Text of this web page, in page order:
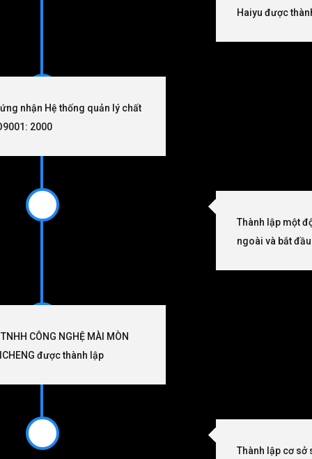
Haiyu được
nhận Hệ thống quản lý chất
2000
Thành lập một
ngoài và bắt
CÔNG NGHỆ MÀI MÒN
được thành lập
Thành lập cơ sở